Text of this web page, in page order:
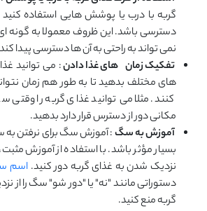
گربه با درب یا پوشش‌ هایی استفاده
دسترسی باشد. این ظروف معمولا به ‌گونه‌
نمی ‌تواند به راحتی به آن ‌ها دسترسی پیدا
تفکیک زمان‌ های غذا دادن: می ‌توانید
های مختلف بدهید تا به‌ طور هم ‌زمان
کنند. مثلا می‌ توانید غذای گربه را
مکانی دور از دسترس قرار دارد بدهید.
آموزش به سگ: آموزش سگ برای نرفتن به
بسیار مؤثر باشد. با استفاده از آموزش
نزدیک شدن به غذای گربه دور کنید. اسم
دستوراتی مانند "نه" یا "دور شو" سگ را از
گربه منع کنید.